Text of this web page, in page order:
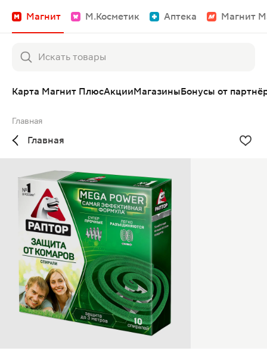
Магнит М.Косметик Аптека Магнит
Карта Магнит ПлюсАкцииМагазиныБонусы от
Главная
Главная